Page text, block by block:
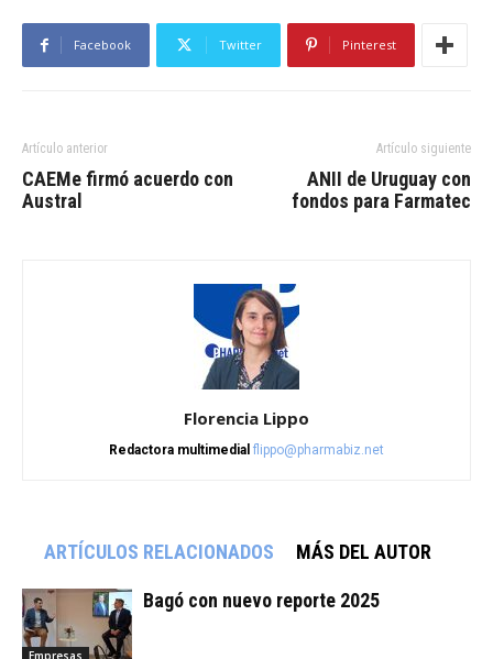
Facebook Twitter Pinterest
Artículo anterior
CAEMe firmó acuerdo con
Austral
Artículo siguiente
ANII de Uruguay con
fondos para Farmatec
Florencia Lippo
Redactora multimedial flippo@pharmabiz.net
ARTÍCULOS RELACIONADOS MÁS DEL AUTOR
Empresas
Bagó con nuevo reporte 2025